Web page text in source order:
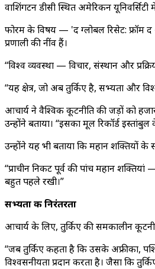
वाशिंगटन डीसी स्थित अमेरिकन
फोरम के विषय — 'द ग्लोबल रिसेट: फ्रॉम
प्रणाली की नींव हैं।
“विश्व व्यवस्था — विचार, संस्थान और
“यह क्षेत्र, जो अब तुर्किए है, सभ्यता और
आचार्य ने वैश्विक कूटनीति की जड़ों को
उन्होंने बताया। “इसका मूल रिकॉर्ड
उन्होंने यह भी बताया कि महान शक्तियों के
“प्राचीन निकट पूर्व की पांच महान
बहुत पहले रखी।”
सभ्यता की निरंतरता
आचार्य के लिए, तुर्किए की समकालीन
“जब तुर्किए कहता है कि उसके अफ्रीका,
विश्वसनीयता प्रदान करता है। जैसा कि